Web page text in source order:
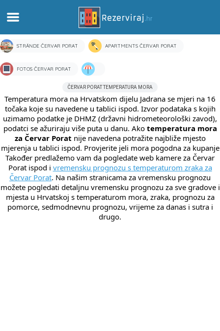
Zuhause
Apartments
Touristeninformation
Strände
webcams
Treffen Sie Kroatien
museen
STRÄNDE ČERVAR PORAT APARTMENTS ČERVAR PORAT
FOTOS ČERVAR PORAT
ČERVAR PORAT TEMPERATURA MORA
Temperatura mora na Hrvatskom dijelu Jadrana se mjeri na 16
točaka koje su navedene u tablici ispod. Izvor podataka s kojih
uzimamo podatke je DHMZ (državni hidrometeorološki zavod),
podatci se ažuriraju više puta u danu. Ako temperatura mora
za Červar Porat nije navedena potražite najbliže mjesto
mjerenja u tablici ispod. Provjerite jeli mora pogodna za kupanje
Također predlažemo vam da pogledate web kamere za Červar
Porat ispod i vremensku prognozu s temperaturom zraka za
Červar Porat. Na našim stranicama za vremensku prognozu
možete pogledati detaljnu vremensku prognozu za sve gradove i
mjesta u Hrvatskoj s temperaturom mora, zraka, prognozu za
pomorce, sedmodnevnu prognozu, vrijeme za danas i sutra i
drugo.